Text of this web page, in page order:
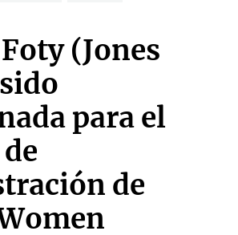
(Jones
para el
de